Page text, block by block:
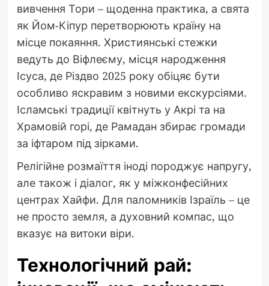
вивчення Тори – щоденна практика, а свята
як Йом-Кіпур перетворюють країну на
місце покаяння. Християнські стежки
ведуть до Віфлеєму, місця народження
Ісуса, де Різдво 2025 року обіцяє бути
особливо яскравим з новими екскурсіями.
Ісламські традиції квітнуть у Акрі та на
Храмовій горі, де Рамадан збирає громади
за іфтаром під зірками.
Релігійне розмаїття іноді породжує напругу,
але також і діалог, як у міжконфесійних
центрах Хайфи. Для паломників Ізраїль – це
не просто земля, а духовний компас, що
вказує на витоки віри.
Технологічний рай: